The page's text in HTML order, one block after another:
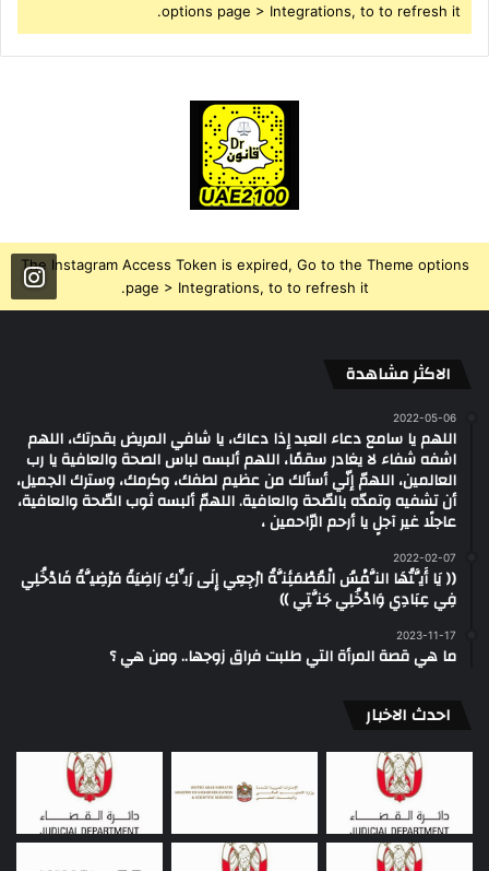
options page > Integrations, to to refresh it.
The Instagram Access Token is expired, Go to the Theme options
page > Integrations, to to refresh it.
الاكثر مشاهدة
2022-05-06
اللهم يا سامع دعاء العبد إذا دعاك، يا شافي المريض بقدرتك، اللهم
اشفه شفاء لا يغادر سقمًا، اللهم ألبسه لباس الصحة والعافية يا رب
العالمين، اللهمّ إنّي أسألك من عظيم لطفك، وكرمك، وسترك الجميل،
أن تشفيه وتمدّه بالصّحة والعافية. اللهمّ ألبسه ثوب الصّحة والعافية،
عاجلًا غير آجلٍ يا أرحم الرّاحمين ،
2022-02-07
(( يَا أَيَّتُهَا النَّفْسُ الْمُطْمَئِنَّةُ ارْجِعِي إِلَى رَبِّكِ رَاضِيَةً مَرْضِيَّةً فَادْخُلِي
فِي عِبَادِي وَادْخُلِي جَنَّتِي ))
2023-11-17
ما هي قصة المرأة التي طلبت فراق زوجها.. ومن هي ؟
احدث الاخبار